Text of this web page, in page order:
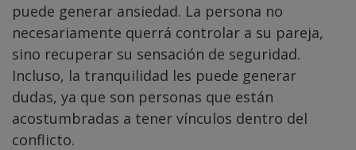
puede generar ansiedad. La persona no
necesariamente querrá controlar a su pareja,
sino recuperar su sensación de seguridad.
Incluso, la tranquilidad les puede generar
dudas, ya que son personas que están
acostumbradas a tener vínculos dentro del
conflicto.